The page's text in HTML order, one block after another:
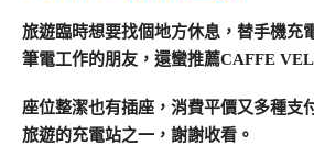
旅遊臨時想要找個地方休息，替手機充
筆電工作的朋友，還蠻推薦​​CAFFE
座位整潔也有插座，消費平價又多種支
旅遊的充電站之一，謝謝收看。